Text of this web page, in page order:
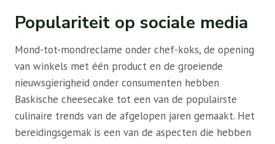
Populariteit op sociale media
Mond-tot-mondreclame onder chef-koks, de opening
van winkels met één product en de groeiende
nieuwsgierigheid onder consumenten hebben
Baskische cheesecake tot een van de populairste
culinaire trends van de afgelopen jaren gemaakt. Het
bereidingsgemak is een van de aspecten die hebben